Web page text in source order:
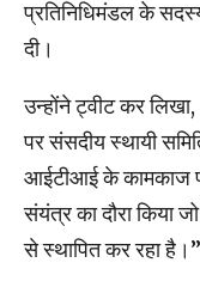
प्रतिनिधिमंडल के
दी।
उन्होंने ट्वीट कर लिखा,
पर संसदीय स्थायी
आईटीआई के कामकाज
संयंत्र का दौरा किया
से स्थापित कर रहा है।’’